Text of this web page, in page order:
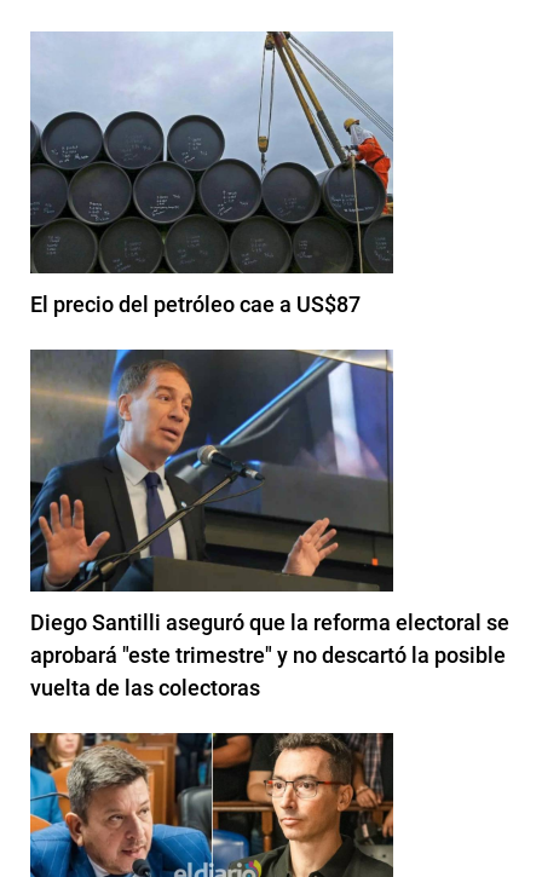
El precio del petróleo cae a US$87
Diego Santilli aseguró que la reforma electoral se
aprobará "este trimestre" y no descartó la posible
vuelta de las colectoras